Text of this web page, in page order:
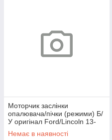
Моторчик заслінки
опалювача/пічки (режими) Б/
У оригінал Ford/Lincoln 13-
Немає в наявності